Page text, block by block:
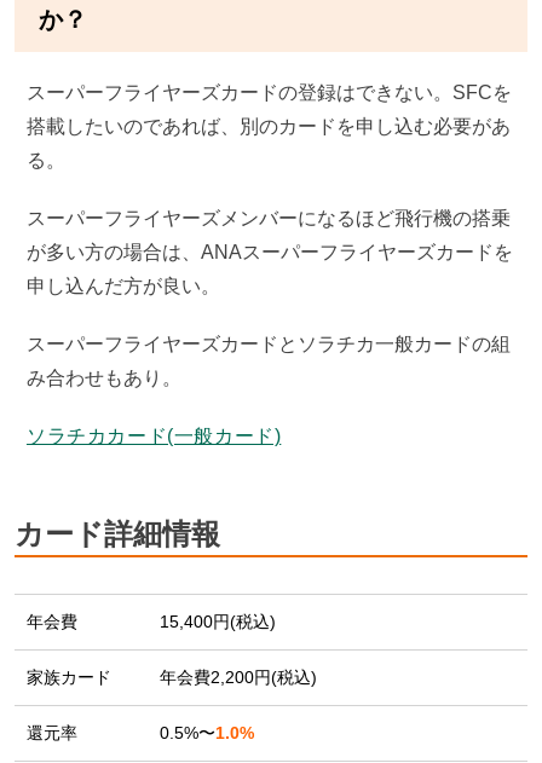
か？
スーパーフライヤーズカードの登録はできない。SFCを
搭載したいのであれば、別のカードを申し込む必要があ
る。
スーパーフライヤーズメンバーになるほど飛行機の搭乗
が多い方の場合は、ANAスーパーフライヤーズカードを
申し込んだ方が良い。
スーパーフライヤーズカードとソラチカ一般カードの組
み合わせもあり。
ソラチカカード(一般カード)
カード詳細情報
年会費 15,400円(税込)
家族カード 年会費2,200円(税込)
還元率 0.5%〜1.0%